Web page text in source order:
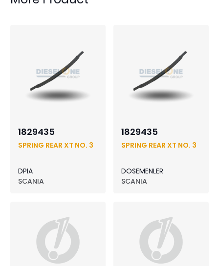
1829435
SPRING REAR XT NO. 3
DPIA
SCANIA
1829435
SPRING REAR XT NO. 3
DOSEMENLER
SCANIA